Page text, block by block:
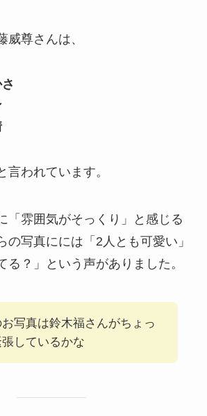
威尊さんは、
言われています。
「雰囲気がそっくり」と感じる
の写真にには「2人とも可愛い」
る？」という声がありました。
お写真は鈴木福さんがちょっ
張しているかな